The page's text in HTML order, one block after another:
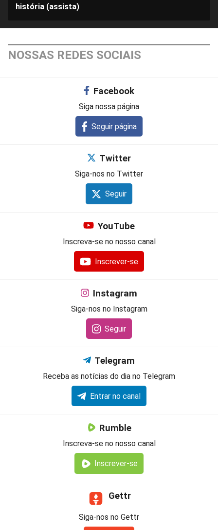
história (assista)
NOSSAS REDES SOCIAIS
Facebook
Siga nossa página
Seguir página
Twitter
Siga-nos no Twitter
Seguir
YouTube
Inscreva-se no nosso canal
Inscrever-se
Instagram
Siga-nos no Instagram
Seguir
Telegram
Receba as notícias do dia no Telegram
Entrar no canal
Rumble
Inscreva-se no nosso canal
Inscrever-se
Gettr
Siga-nos no Gettr